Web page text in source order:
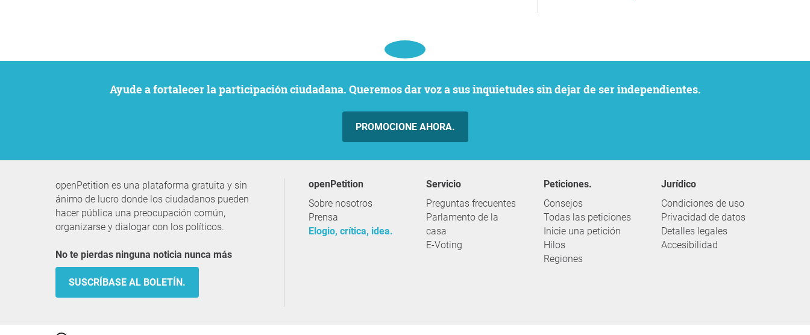
Ayude a fortalecer la participación ciudadana. Queremos dar voz a sus inquietudes sin dejar de ser independientes.
PROMOCIONE AHORA.
openPetition es una plataforma gratuita y sin
ánimo de lucro donde los ciudadanos pueden
hacer pública una preocupación común,
organizarse y dialogar con los políticos.
No te pierdas ninguna noticia nunca más
SUSCRÍBASE AL BOLETÍN.
openPetition
Sobre nosotros
Prensa
Elogio, crítica, idea.
servicio
Preguntas frecuentes
Parlamento de la
casa
E-Voting
Peticiones.
Consejos
Todas las peticiones
Inicie una petición
Hilos
Regiones
Jurídico
Condiciones de uso
Privacidad de datos
Detalles legales
Accesibilidad